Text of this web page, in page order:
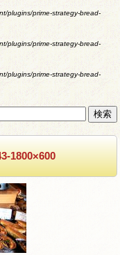
plugins/prime-strategy-bread-
plugins/prime-strategy-bread-
plugins/prime-strategy-bread-
1800×600